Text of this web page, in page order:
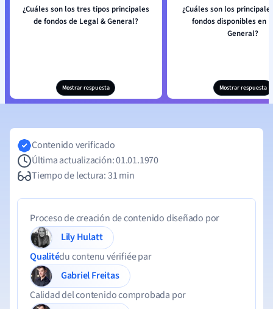
¿Cuáles son los tres tipos principales
de fondos de Legal & General?
Mostrar respuesta
¿Cuáles son los
fondos disponibles en
General?
Mostrar respuesta
Contenido verificado
Última actualización: 01.01.1970
Tiempo de lectura: 31 min
Proceso de creación de contenido diseñado por
Lily Hulatt
Qualitédu contenu vérifiée par
Gabriel Freitas
Calidad del contenido comprobada por